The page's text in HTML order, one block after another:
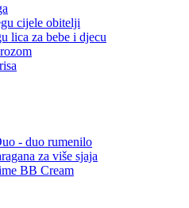
cijele obitelji
lica za bebe i djecu
- duo rumenilo
za više sjaja
BB Cream